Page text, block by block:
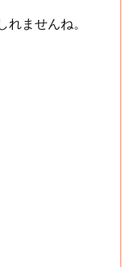
ませんね。